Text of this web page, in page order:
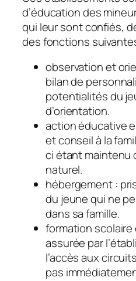
d’éducation des
qui leur sont confiés,
des fonctions
observation et
bilan de
potentialités du
d’orientation.
action éducative
et conseil à la
ci étant maintenu
naturel.
hébergement :
du jeune qui ne
dans sa famille.
formation
assurée par
l’accès aux
pas